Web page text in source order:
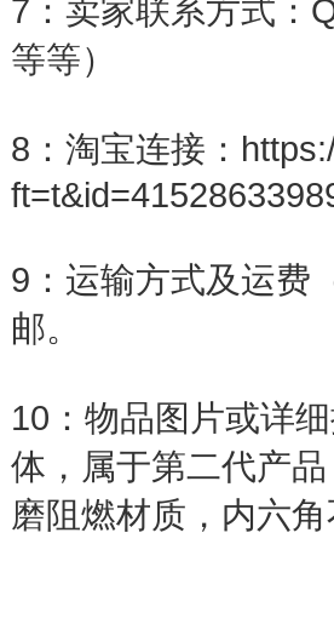
7：卖家联系方式：
等等）
8：淘宝连接：
9：运输方式及运费
邮。
10：物品图片或详
体，属于第二代产
磨阻燃材质，内六